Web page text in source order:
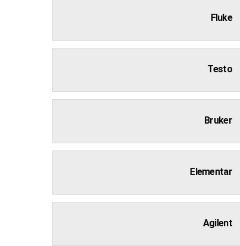
Fluke
Testo
Bruker
Elementar
Agilent